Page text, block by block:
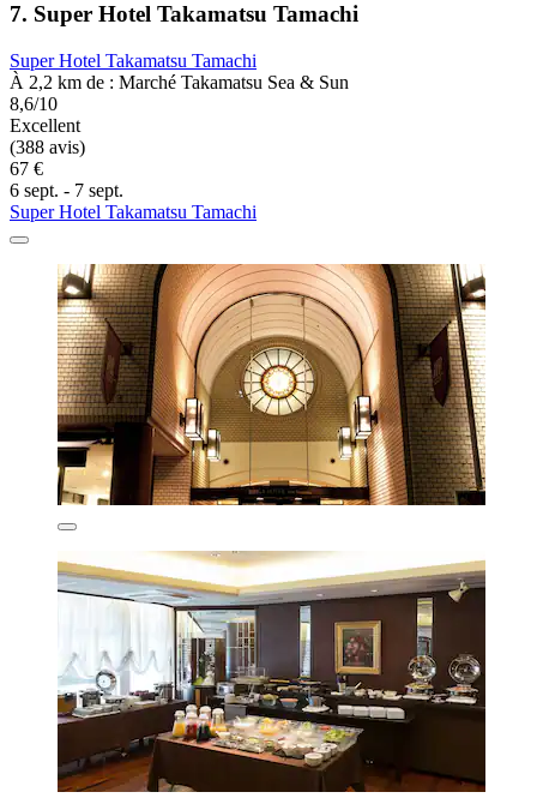
7. Super Hotel Takamatsu Tamachi
Super Hotel Takamatsu Tamachi
À 2,2 km de : Marché Takamatsu Sea & Sun
8,6/10
Excellent
(388 avis)
67 €
6 sept. - 7 sept.
Super Hotel Takamatsu Tamachi